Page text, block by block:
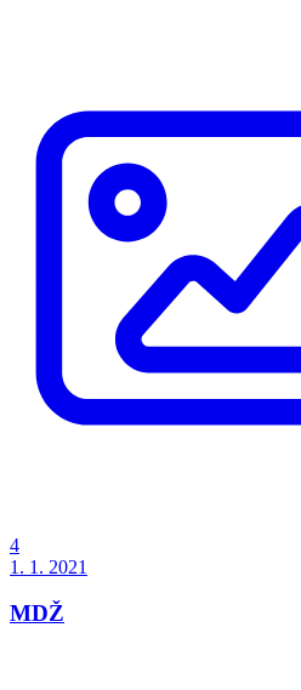
4
1. 1. 2021
MDŽ